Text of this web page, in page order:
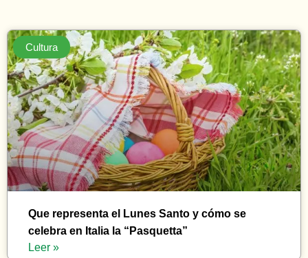
Cultura
Que representa el Lunes Santo y cómo se
celebra en Italia la “Pasquetta”
Leer »